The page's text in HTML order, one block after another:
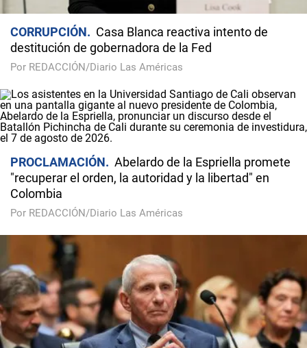
CORRUPCIÓN
Casa Blanca reactiva intento de
destitución de gobernadora de la Fed
Por REDACCIÓN/Diario Las Américas
PROCLAMACIÓN
Abelardo de la Espriella promete
"recuperar el orden, la autoridad y la libertad" en
Colombia
Por REDACCIÓN/Diario Las Américas